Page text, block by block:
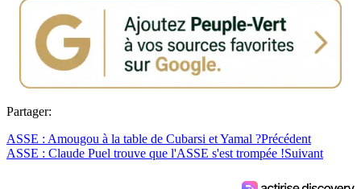
Partager:
ASSE : Amougou à la table de Cubarsi et Yamal ?Précédent
ASSE : Claude Puel trouve que l'ASSE s'est trompée !Suivant